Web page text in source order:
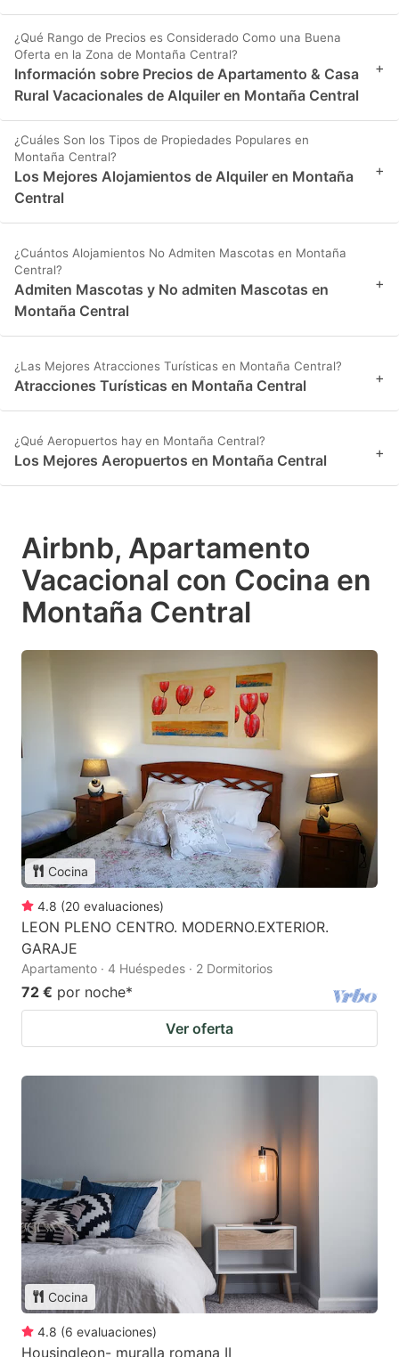
¿Qué Rango de Precios es Considerado Como una Buena
Oferta en la Zona de Montaña Central?
Información sobre Precios de Apartamento & Casa
Rural Vacacionales de Alquiler en Montaña Central
+
¿Cuáles Son los Tipos de Propiedades Populares en
Montaña Central?
Los Mejores Alojamientos de Alquiler en Montaña
Central
+
¿Cuántos Alojamientos No Admiten Mascotas en Montaña
Central?
Admiten Mascotas y No admiten Mascotas en
Montaña Central
+
¿Las Mejores Atracciones Turísticas en Montaña Central?
Atracciones Turísticas en Montaña Central +
¿Qué Aeropuertos hay en Montaña Central?
Los Mejores Aeropuertos en Montaña Central +
Airbnb, Apartamento
Vacacional con Cocina en
Montaña Central
Cocina
4.8 (20 evaluaciones)
LEON PLENO CENTRO. MODERNO.EXTERIOR.
GARAJE
Apartamento · 4 Huéspedes · 2 Dormitorios
72 € por noche*
Ver oferta
Cocina
4.8 (6 evaluaciones)
Housingleon- muralla romana II